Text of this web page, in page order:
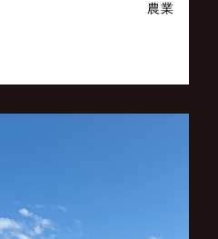
農業